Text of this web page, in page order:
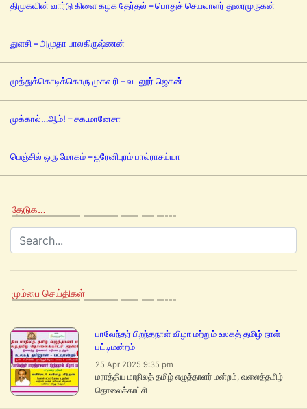
திமுகவின் வார்டு கிளை கழக தேர்தல் – பொதுச் செயலாளர் துரைமுருகன்
துளசி – அமுதா பாலகிருஷ்ணன்
முத்துக்கொடிக்கொரு முகவரி – வடலூர் ஜெகன்
முக்கால்…ஆம்! – சக.மானேசா
பெஞ்சில் ஒரு மோகம் – ஐரேனிபுரம் பால்ராசய்யா
தேடுக…
மும்பை செய்திகள்
பாவேந்தர் பிறந்தநாள் விழா மற்றும் உலகத் தமிழ் நாள்
பட்டிமன்றம்
25 Apr 2025 9:35 pm
மராத்திய மாநிலத் தமிழ் எழுத்தாளர் மன்றம், வலைத்தமிழ்
தொலைக்காட்சி